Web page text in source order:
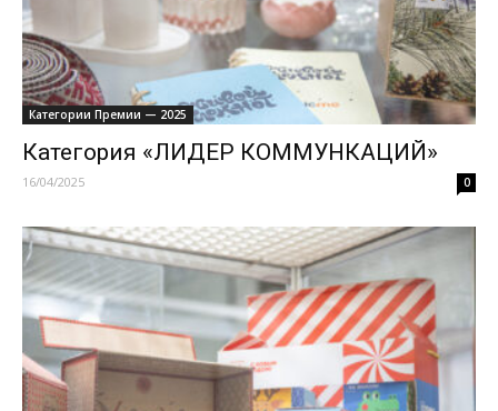
Категории Премии — 2025
Категория «ЛИДЕР КОММУНКАЦИЙ»
16/04/2025 0